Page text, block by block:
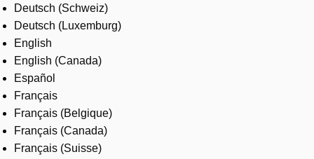
Where to buy
Contact us
Careers
Deutsch (Schweiz)
Deutsch (Luxemburg)
English
English (Canada)
Español
Français
Français (Belgique)
Français (Canada)
Français (Suisse)